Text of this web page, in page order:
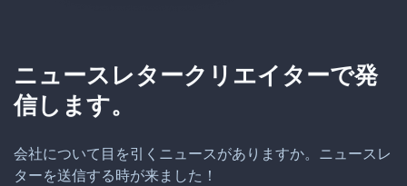
ニュースレタークリエイターで発
信します。
会社について目を引くニュースがありますか。ニュースレ
ターを送信する時が来ました！